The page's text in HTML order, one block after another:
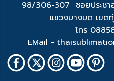
98/306-307 ซอยประชา
แขวงบางมด เขต
โทร
EMail -